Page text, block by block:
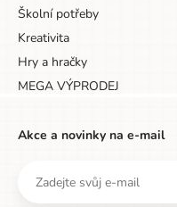
Školní potřeby
Kreativita
Hry a hračky
MEGA VÝPRODEJ
Akce a novinky na e-mail